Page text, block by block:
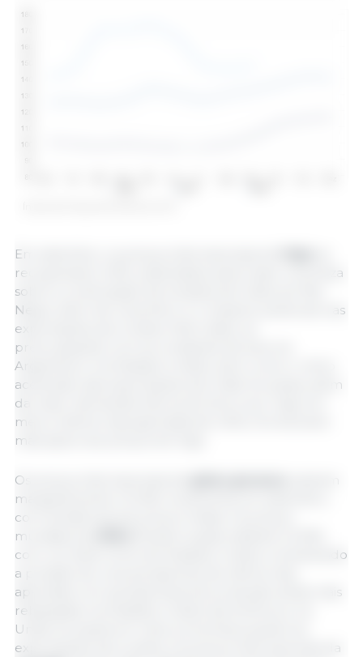
Em setembro, os preços internacionais do
recuperaram 2,2%, sustentados pela maior incerteza
sobre a continuação da Iniciativa de Grãos do Mar
Negro além de novembro e o impacto potencial nas
exportações da Ucrânia. Além disso, as
preocupações com as condições de seca na
Argentina e nos Estados Unidos, bem como o ritmo
acelerado das exportações da União Europeia, além
da maior demanda interna do bloco por trigo em
meio à oferta mais apertada de milho, forneceram
mais apoio aos preços do trigo.
Os preços internacionais de
marginalmente (+0,4%) novamente em setembro,
com tendências de preços mistas. Os preços
mundiais do
com um dólar forte dos Estados Unidos contrariando
a pressão de uma perspectiva de oferta mais
apertada com perspectivas de produção ainda mais
rebaixadas nos Estados Unidos da América e na
União Europeia em meio à incerteza quanto às
exportações da Ucrânia. Os preços internacionais da